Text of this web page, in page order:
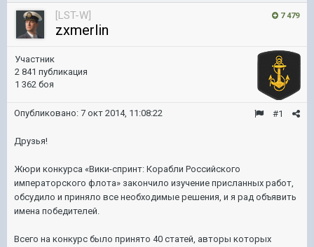
7 479
[LST-W]
zxmerlin
Участник
2 841 публикация
1 362 боя
#1
Опубликовано: 7 окт 2014, 11:08:22
Друзья!
Жюри конкурса «Вики-спринт: Корабли Российского
императорского флота» закончило изучение присланных работ,
обсудило и приняло все необходимые решения, и я рад объявить
имена победителей.
Всего на конкурс было принято 40 статей, авторы которых